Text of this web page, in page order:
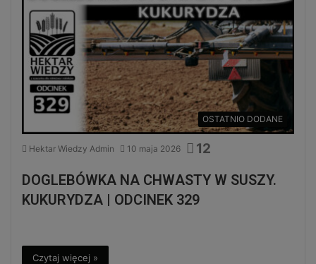
OSTATNIO DODANE
Hektar Wiedzy Admin 10 maja 2026 12
DOGLEBÓWKA NA CHWASTY W SUSZY.
KUKURYDZA | ODCINEK 329
Czytaj więcej »